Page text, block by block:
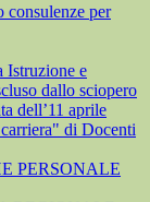
consulenze per
Istruzione e
dallo sciopero
dell’11 aprile
di Docenti
PERSONALE